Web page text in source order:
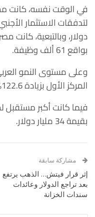
في الوقت نفسه، كانت
دولار، وبالتبعية، كانت
بواقع 61 ألف وظيفة.
وعلى مستوى النمو
المركز الأول بزيادة 122.6%.
فيما كانت أكبر مستقبل
بقيمة 34 مليار دولار.
مشاركة سابقة
إثر قرار فيتش… الذهب يرتفع
بعد تراجع الدولار وعائدات
سندات الخزانة